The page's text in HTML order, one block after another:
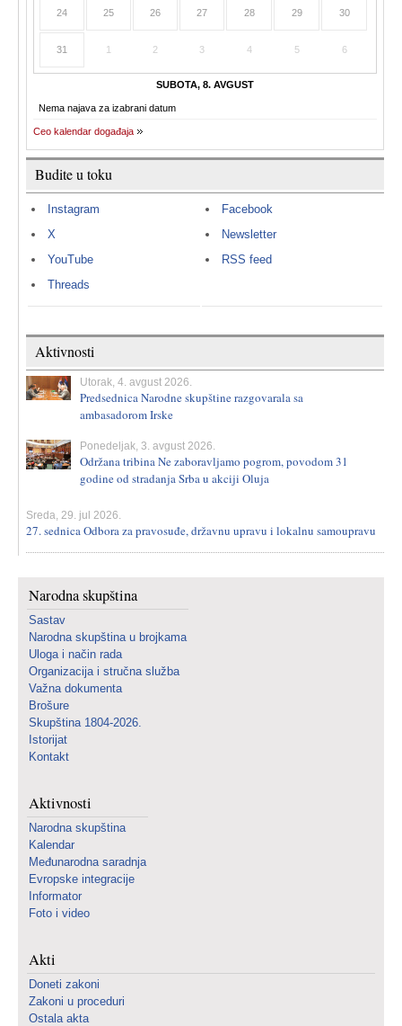
24 25 26 27 28 29 30
31 1 2 3 4 5 6
SUBOTA, 8. AVGUST
Nema najava za izabrani datum
Ceo kalendar događaja
Budite u toku
Instagram
X
YouTube
Threads
Facebook
Newsletter
RSS feed
Aktivnosti
Utorak, 4. avgust 2026.
Predsednica Narodne skupštine razgovarala sa
ambasadorom Irske
Ponedeljak, 3. avgust 2026.
Održana tribina Ne zaboravljamo pogrom, povodom 31
godine od stradanja Srba u akciji Oluja
Sreda, 29. jul 2026.
27. sednica Odbora za pravosuđe, državnu upravu i lokalnu samoupravu
Narodna skupština
Sastav
Narodna skupština u brojkama
Uloga i način rada
Organizacija i stručna služba
Važna dokumenta
Brošure
Skupština 1804-2026.
Istorijat
Kontakt
Aktivnosti
Narodna skupština
Kalendar
Međunarodna saradnja
Evropske integracije
Informator
Foto i video
Akti
Doneti zakoni
Zakoni u proceduri
Ostala akta